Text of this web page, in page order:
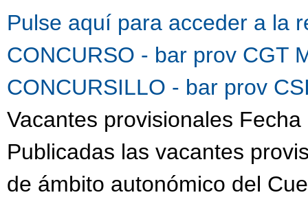
Pulse aquí para acceder a la
CONCURSO - bar prov CGT
CONCURSILLO - bar prov
Vacantes provisionales
Publicadas las vacantes
de ámbito autonómico del